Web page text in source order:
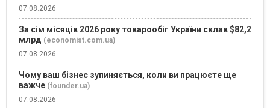
07.08.2026
За сім місяців 2026 року товарообіг України склав $82,2
млрд (economist.com.ua)
07.08.2026
Чому ваш бізнес зупиняється, коли ви працюєте ще
важче (founder.ua)
07.08.2026